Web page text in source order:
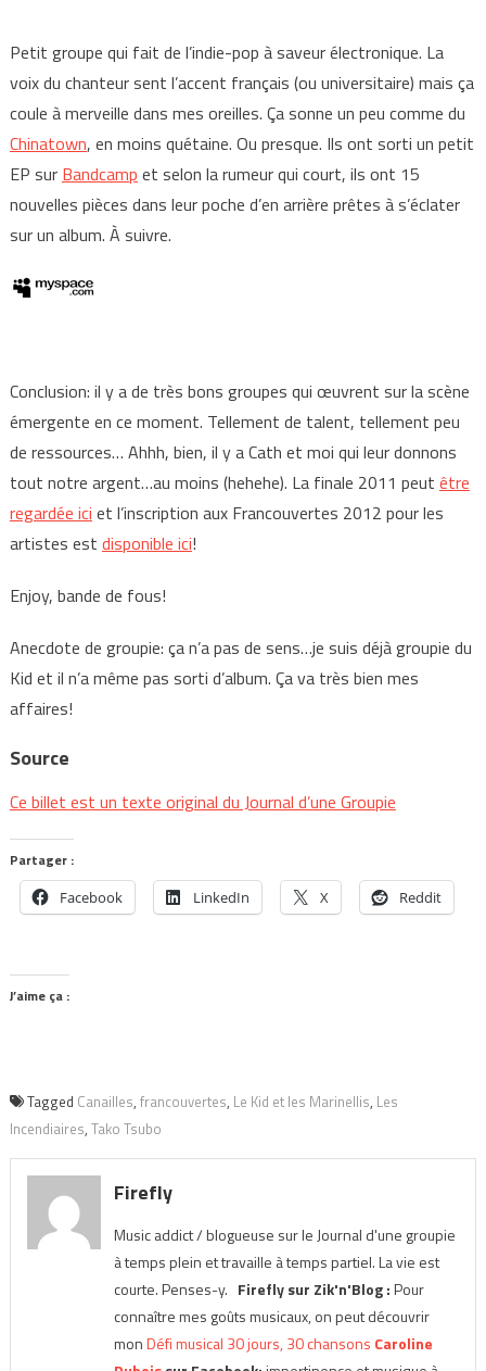
Petit groupe qui fait de l’indie-pop à saveur électronique. La
voix du chanteur sent l’accent français (ou universitaire) mais ça
coule à merveille dans mes oreilles. Ça sonne un peu comme du
Chinatown, en moins quétaine. Ou presque. Ils ont sorti un petit
EP sur Bandcamp et selon la rumeur qui court, ils ont 15
nouvelles pièces dans leur poche d’en arrière prêtes à s’éclater
sur un album. À suivre.
Conclusion: il y a de très bons groupes qui œuvrent sur la scène
émergente en ce moment. Tellement de talent, tellement peu
de ressources… Ahhh, bien, il y a Cath et moi qui leur donnons
tout notre argent…au moins (hehehe). La finale 2011 peut être
regardée ici et l’inscription aux Francouvertes 2012 pour les
artistes est disponible ici!
Enjoy, bande de fous!
Anecdote de groupie: ça n’a pas de sens…je suis déjà groupie du
Kid et il n’a même pas sorti d’album. Ça va très bien mes
affaires!
Source
Ce billet est un texte original du Journal d’une Groupie
Partager :
Facebook LinkedIn X Reddit
J’aime ça :
Tagged Canailles, francouvertes, Le Kid et les Marinellis, Les
Incendiaires, Tako Tsubo
Firefly
Music addict / blogueuse sur le Journal d'une groupie
à temps plein et travaille à temps partiel. La vie est
courte. Penses-y. Firefly sur Zik'n'Blog :Pour
connaître mes goûts musicaux, on peut découvrir
monDéfi musical 30 jours, 30 chansons Caroline